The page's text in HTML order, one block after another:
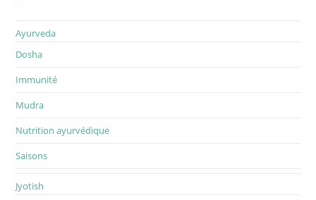
Ayurveda
Dosha
Immunité
Mudra
Nutrition ayurvédique
Saisons
Jyotish